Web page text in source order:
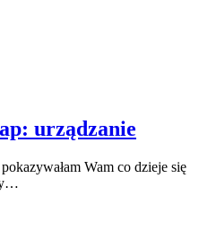
urządzanie
Wam co dzieje się